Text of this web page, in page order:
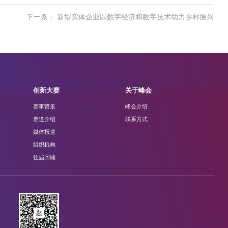
下一条： 新型实体企业以数字经济和数字技术助力乡村振兴
创新大赛
赛事背景
赛道介绍
媒体报道
组织机构
往届回顾
关于峰会
峰会介绍
联系方式